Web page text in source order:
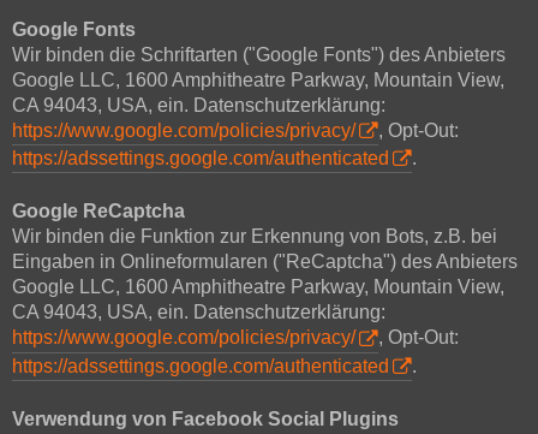
Google Fonts
Wir binden die Schriftarten ("Google Fonts") des Anbieters
Google LLC, 1600 Amphitheatre Parkway, Mountain View,
CA 94043, USA, ein. Datenschutzerklärung:
https://www.google.com/policies/privacy/
, Opt-Out:
https://adssettings.google.com/authenticated
.
Google ReCaptcha
Wir binden die Funktion zur Erkennung von Bots, z.B. bei
Eingaben in Onlineformularen ("ReCaptcha") des Anbieters
Google LLC, 1600 Amphitheatre Parkway, Mountain View,
CA 94043, USA, ein. Datenschutzerklärung:
https://www.google.com/policies/privacy/
, Opt-Out:
https://adssettings.google.com/authenticated
.
Verwendung von Facebook Social Plugins